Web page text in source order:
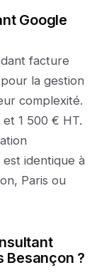
Google
facture
pour la gestion
complexité.
1 500 € HT.
identique à
Paris ou
Besançon ?